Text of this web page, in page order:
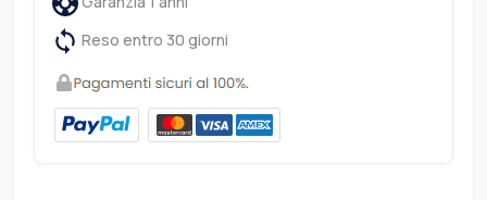
Reso entro 30 giorni